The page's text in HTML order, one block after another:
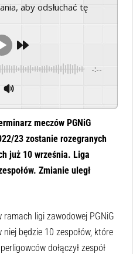
-:--
meczów PGNiG
23 zostanie rozegranych
już 10 września. Liga
Zmianie uległ
ligi zawodowej PGNiG
będzie 10 zespołów, które
dołączył zespół